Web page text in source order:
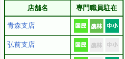
店舗名 専門職員駐在
青森支店
弘前支店